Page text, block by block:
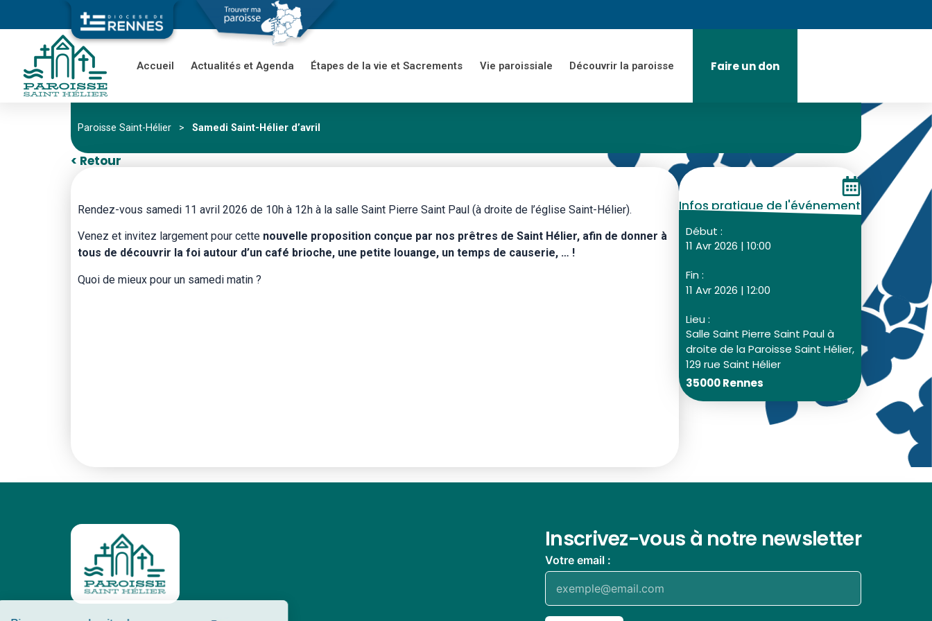
Accueil Actualités et Agenda Étapes de la vie et Sacrements Vie paroissiale Découvrir la paroisse Faire un don
Paroisse Saint-Hélier > Samedi Saint-Hélier d’avril
< Retour
Rendez-vous samedi 11 avril 2026 de 10h à 12h à la salle Saint Pierre Saint Paul (à droite de l’église Saint-Hélier).
Venez et invitez largement pour cette nouvelle proposition conçue par nos prêtres de Saint Hélier, afin de donner à
tous de découvrir la foi autour d’un café brioche, une petite louange, un temps de causerie, … !
Quoi de mieux pour un samedi matin ?
Infos pratique de l'événement
Début :
11 Avr 2026 | 10:00
Fin :
11 Avr 2026 | 12:00
Lieu :
Salle Saint Pierre Saint Paul à
droite de la Paroisse Saint Hélier,
129 rue Saint Hélier
35000 Rennes
Inscrivez-vous à notre newsletter
Votre email :